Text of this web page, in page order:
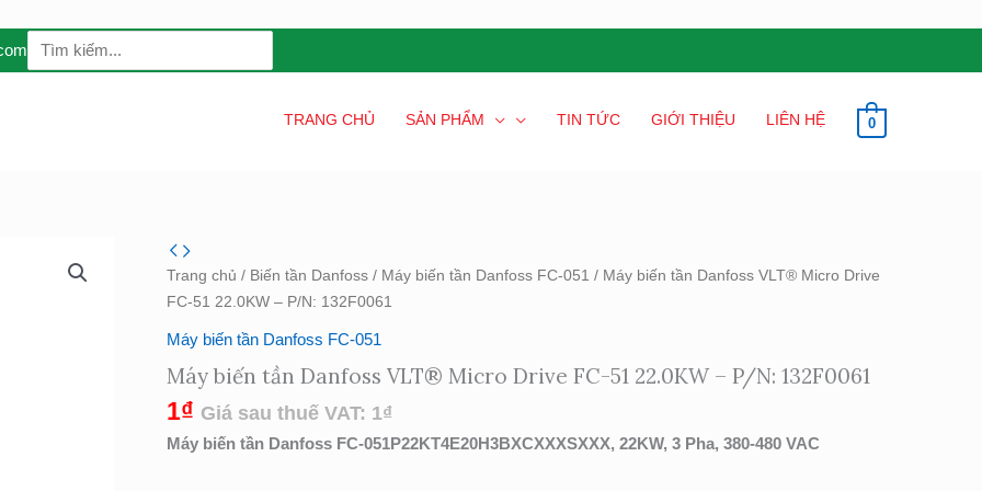
Search
for:
TRANG CHỦ SẢN PHẨM TIN TỨC GIỚI THIỆU LIÊN HỆ 0
Trang chủ / Biến tần Danfoss / Máy biến tần Danfoss FC-051 / Máy biến tần Danfoss VLT® Micro Drive
FC-51 22.0KW – P/N: 132F0061
Máy biến tần Danfoss FC-051
Máy biến tần Danfoss VLT® Micro Drive FC-51 22.0KW – P/N: 132F0061
1₫ Giá sau thuế VAT: 1₫
Máy biến tần Danfoss FC-051P22KT4E20H3BXCXXXSXXX, 22KW, 3 Pha, 380-480 VAC
Máy
biến
tần
VLT®
Micro
Drive
FC-